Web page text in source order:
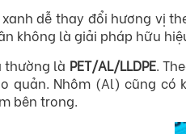
dễ thay đổi hương vị
không là giải pháp hữu
thường là PET/AL/LLDPE.
quản. Nhôm (Al) cũng có
bên trong.